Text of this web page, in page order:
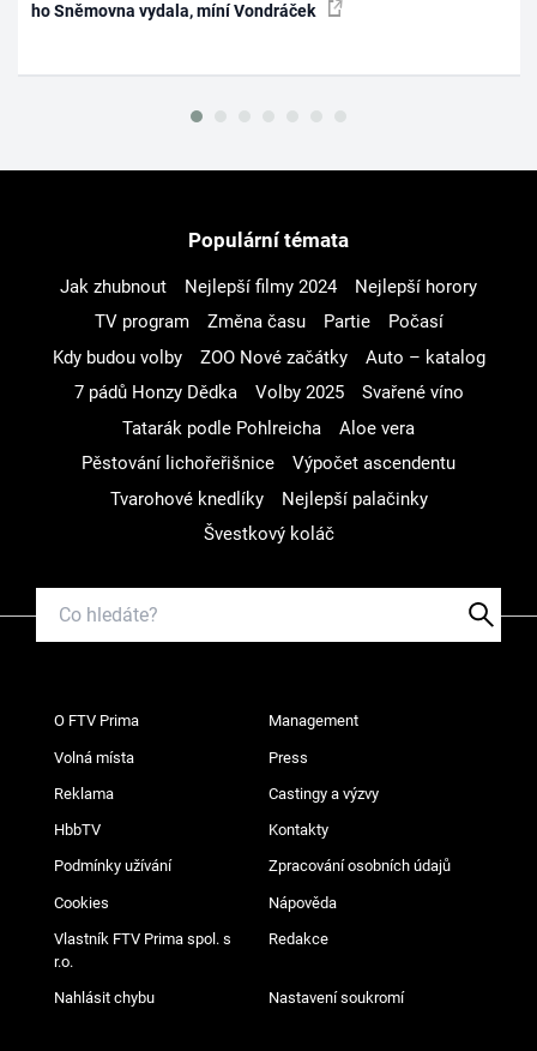
ho Sněmovna vydala, míní Vondráček
Populární témata
Jak zhubnout Nejlepší filmy 2024
Nejlepší horory
TV program
Změna času Partie
Počasí
Kdy budou volby
ZOO Nové začátky
Auto – katalog
7 pádů Honzy Dědka
Volby 2025
Svařené víno
Tatarák podle Pohlreicha
Aloe vera
Pěstování lichořeřišnice
Výpočet ascendentu
Tvarohové knedlíky
Nejlepší palačinky
Švestkový koláč
O FTV Prima Management
Volná místa Press
Reklama Castingy a výzvy
HbbTV Kontakty
Podmínky užívání Zpracování osobních údajů
Cookies Nápověda
Vlastník FTV Prima spol. s
r.o.
Redakce
Nahlásit chybu Nastavení soukromí